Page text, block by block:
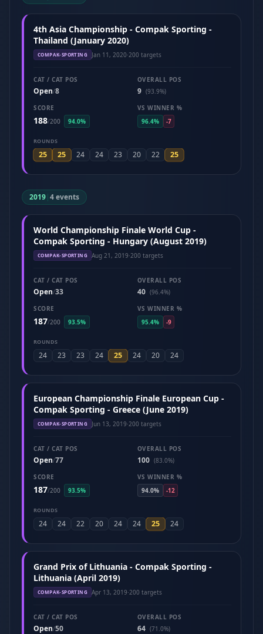
4th Asia Championship - Compak Sporting -
Thailand (January 2020)
COMPAK-SPORTING Jan 11, 2020·200 targets
CAT / CAT POS
Open/8
OVERALL POS
9 (93.9%)
SCORE
188/200 94.0%
VS WINNER %
96.4%
-7
ROUNDS
25 25 24 24 23 20 22 25
2019|4 events
World Championship Finale World Cup -
Compak Sporting - Hungary (August 2019)
COMPAK-SPORTING Aug 21, 2019·200 targets
CAT / CAT POS
Open/33
OVERALL POS
40 (96.4%)
SCORE
187/200 93.5%
VS WINNER %
95.4%
-9
ROUNDS
24 23 23 24 25 24 20 24
European Championship Finale European Cup -
Compak Sporting - Greece (June 2019)
COMPAK-SPORTING Jun 13, 2019·200 targets
CAT / CAT POS
Open/77
OVERALL POS
100 (83.0%)
SCORE
187/200 93.5%
VS WINNER %
94.0%
-12
ROUNDS
24 24 22 20 24 24 25 24
Grand Prix of Lithuania - Compak Sporting -
Lithuania (April 2019)
COMPAK-SPORTING Apr 13, 2019·200 targets
CAT / CAT POS
Open/50
OVERALL POS
64 (71.0%)